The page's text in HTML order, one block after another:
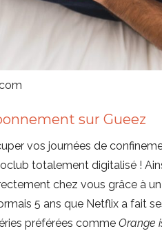
sur Gueez
vos journées de
totalement digitalisé !
chez vous grâce à
5 ans que Netflix a fait
préférées comme Orange